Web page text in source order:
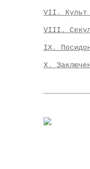
VII. Культ
VIII.
IX.
Х.